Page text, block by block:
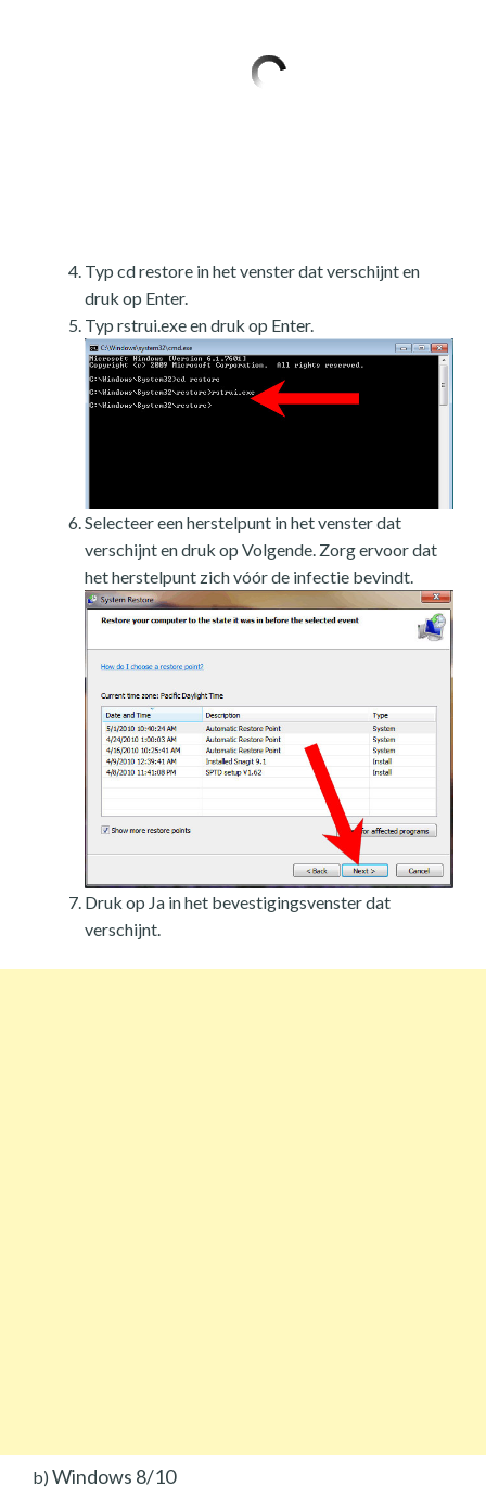
Typ cd restore in het venster dat verschijnt en
druk op Enter.
Typ rstrui.exe en druk op Enter.
Selecteer een herstelpunt in het venster dat
verschijnt en druk op Volgende. Zorg ervoor dat
het herstelpunt zich vóór de infectie bevindt.
Druk op Ja in het bevestigingsvenster dat
verschijnt.
b) Windows 8/10